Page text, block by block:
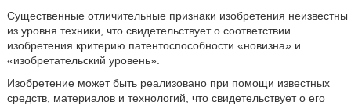
Существенные отличительные признаки изобретения неизвестны
из уровня техники, что свидетельствует о соответствии
изобретения критерию патентоспособности «новизна» и
«изобретательский уровень».
Изобретение может быть реализовано при помощи известных
средств, материалов и технологий, что свидетельствует о его